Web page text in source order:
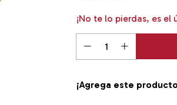
¡No te lo pierdas, es el
¡Agrega este